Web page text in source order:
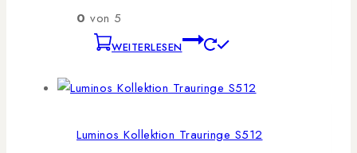
0 von 5
WEITERLESEN
Luminos Kollektion Trauringe S512